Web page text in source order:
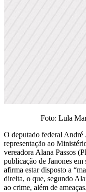
Foto: Lula
O deputado federal André
representação ao
vereadora Alana Passos
publicação de Janones em
afirma estar disposto a
direita, o que, segundo
ao crime, além de ameaças.